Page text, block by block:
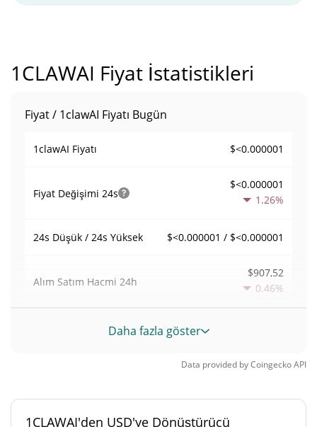
1CLAWAI Fiyat İstatistikleri
Fiyat / 1clawAI Fiyatı Bugün
1clawAI Fiyatı $<0.000001
Fiyat Değişimi 24s
$<0.000001
1.26%
24s Düşük / 24s Yüksek $<0.000001 / $<0.000001
Alım Satım Hacmi 24h
$907,52
0.46%
Hacim / Piyasa Değeri
0,00000365128%
Piyasa sıralaması #6102
Daha fazla göster
Data provided byCoingeckoAPI
1CLAWAI'den USD'ye Dönüştürücü